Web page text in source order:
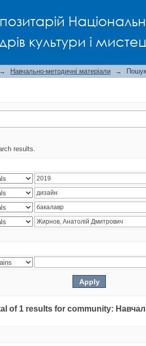
культури і
→ Навчально-методичні матеріали → Пошук
results.
of 1 results for community: